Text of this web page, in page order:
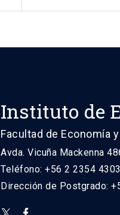
Instituto de
Facultad de Economía
Avda. Vicuña Mackenna
Teléfono: +56 2 2354 4303
Dirección de Postgrado: